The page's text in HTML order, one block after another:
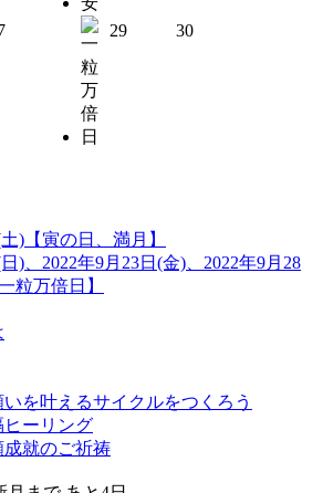
29 30
)【寅の日、満月】
)、2022年9月23日(金)、2022年9月28
粒万倍日】
を叶えるサイクルをつくろう
ヒーリング
就のご祈祷